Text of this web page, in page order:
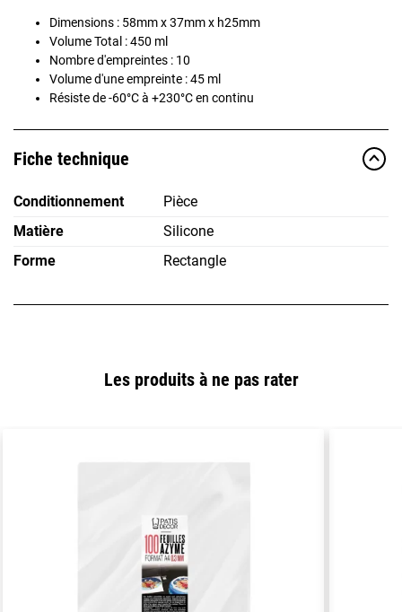
Dimensions : 58mm x 37mm x h25mm
Volume Total : 450 ml
Nombre d'empreintes : 10
Volume d'une empreinte : 45 ml
Résiste de -60°C à +230°C en continu
Fiche technique
Conditionnement
Pièce
Matière
Silicone
Forme
Rectangle
Les produits à ne pas rater